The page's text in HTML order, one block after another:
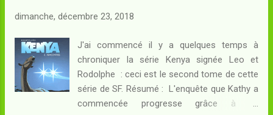
son spectacle, il attire aussitôt l'attention
l'exposition pour son fils. Le monstre
difforme est rétif et fait preuve de pouvoirs
surnaturels : il semble capable de projeter sa
pensée... mais aussi de faire s'enflammer le
bras de son maître ! La démonstration
dimanche, décembre 23, 2018
J'ai commencé il y a quelques temps à
chroniquer la série Kenya signée Leo et
Rodolphe : ceci est le second tome de cette
série de SF. Résumé : L'enquête que Kathy a
commencée progresse grâce à un